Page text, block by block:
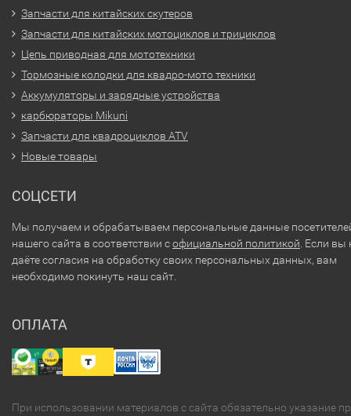
Запчасти для китайских скутеров
Запчасти для китайских мотоциклов и трициклов
Цепь приводная для мототехники
Тормозные колодки для квадро-мото техники
Аккумуляторы и зарядные устройства
карбюраторы Mikuni
Запчасти для квадроциклов ATV
Новые товары
СОЦСЕТИ
Мы получаем и обрабатываем персональные данные
нашего сайта в соответствии софициальной политикой . Если вы
даёте согласия на обработку своих персональных данных, вам
необходимо покинуть наш сайт.
ОПЛАТА
При использовании материалов с сайта обязательно указание